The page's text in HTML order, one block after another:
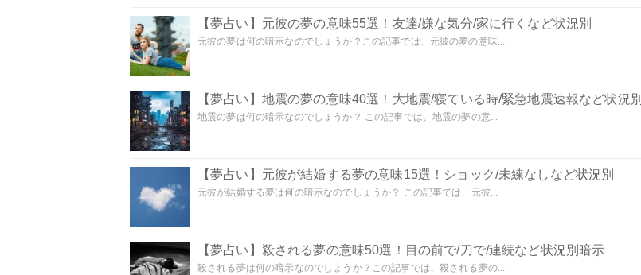
【夢占い】元彼の夢の意味55選！友達/嫌な気分/家に行くなど状況別
元彼の夢は何の暗示なのでしょうか？この記事では、元彼の夢の意味...
【夢占い】地震の夢の意味40選！大地震/寝ている時/緊急地震速報など状況別
地震の夢は何の暗示なのでしょうか？ この記事では、地震の夢の意...
【夢占い】元彼が結婚する夢の意味15選！ショック/未練なしなど状況別
元彼が結婚する夢は何の暗示なのでしょうか？ この記事では、元彼...
【夢占い】殺される夢の意味50選！目の前で/刀で/連続など状況別暗示
殺される夢は何の暗示なのでしょうか？この記事では、殺される夢の...